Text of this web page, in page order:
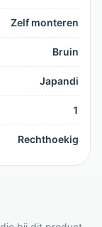
Zelf monteren
Bruin
Japandi
1
Rechthoekig